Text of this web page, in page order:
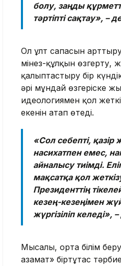
болу, заңды
тәртіпті сақтау», –
Ол ұлт сапасын
мінез-құлқын өзгерту,
қалыптастыру бір
әрі мұндай өзгеріске
идеологиямен қол
екенін атап өтеді.
«Сол себепті, қазір
насихатпен емес,
айналысу тиімді.
мақсатқа қол
Президенттің
кезең-кезеңімен
жүргізіліп келеді»,
Мысалы, орта білім
азамат» біртұтас